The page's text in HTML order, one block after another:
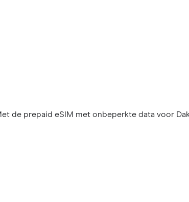
de prepaid eSIM met onbeperkte data voor